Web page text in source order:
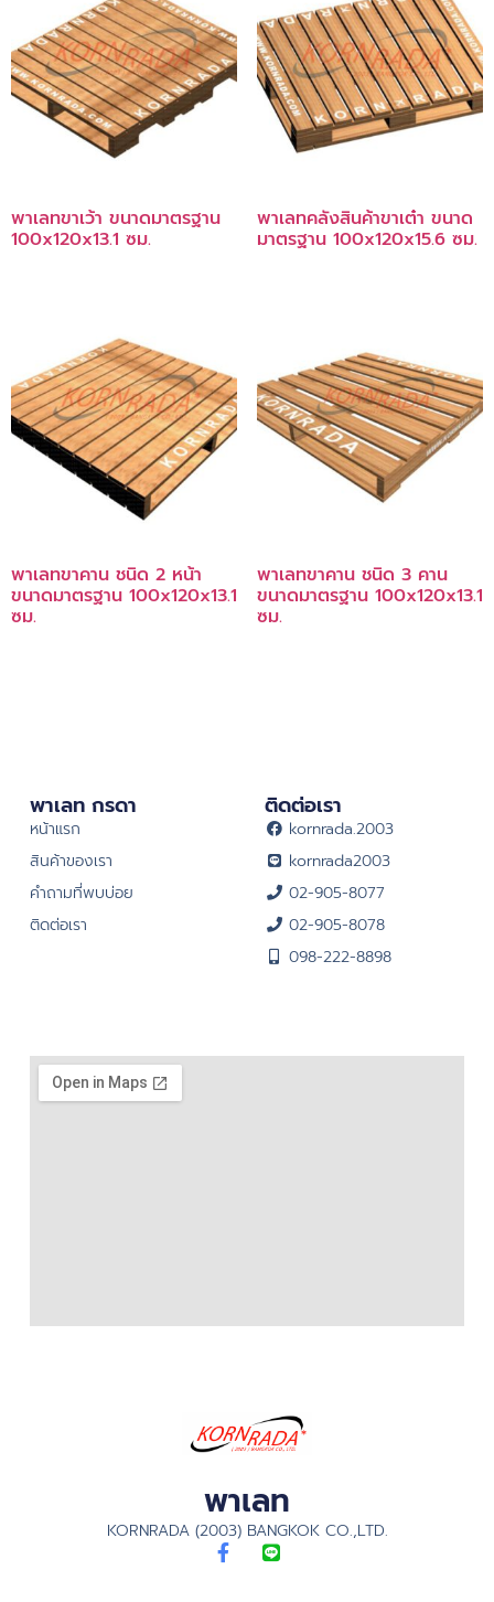
พาเลทขาเว้า ขนาดมาตรฐาน
100x120x13.1 ซม.
พาเลทคลังสินค้าขาเต๋า ขนาด
มาตรฐาน 100x120x15.6 ซม.
พาเลทขาคาน ชนิด 2 หน้า
ขนาดมาตรฐาน 100x120x13.1
ซม.
พาเลทขาคาน ชนิด 3 คาน
ขนาดมาตรฐาน 100x120x13.1
ซม.
พาเลท
KORNRADA (2003) BANGKOK CO.,LTD.
พาเลท กรดา
หน้าแรก
สินค้าของเรา
คำถามที่พบบ่อย
ติดต่อเรา
ติดต่อเรา
kornrada.2003
kornrada2003
02-905-8077
02-905-8078
098-222-8898